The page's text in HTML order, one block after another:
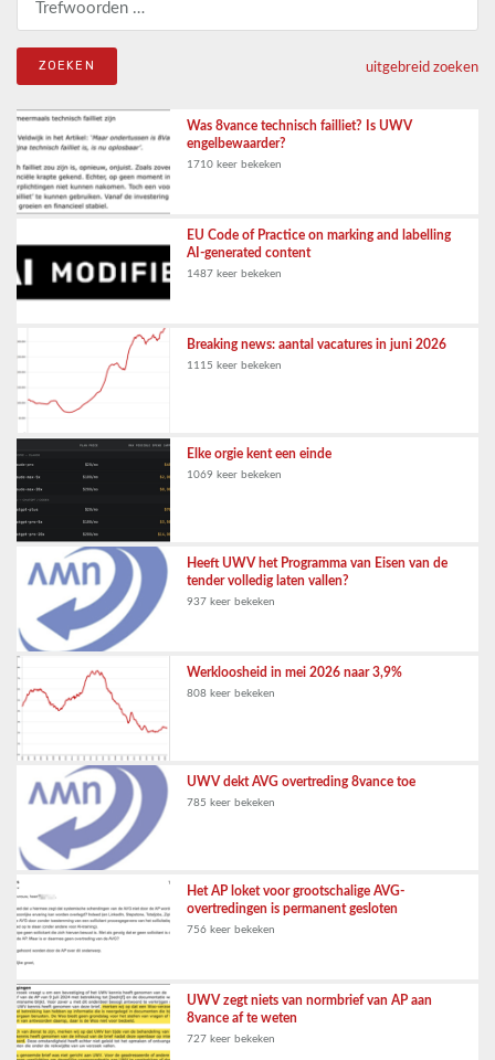
uitgebreid zoeken
Was 8vance technisch failliet? Is UWV
engelbewaarder?
1710 keer bekeken
EU Code of Practice on marking and labelling
AI-generated content
1487 keer bekeken
Breaking news: aantal vacatures in juni 2026
1115 keer bekeken
Elke orgie kent een einde
1069 keer bekeken
Heeft UWV het Programma van Eisen van de
tender volledig laten vallen?
937 keer bekeken
Werkloosheid in mei 2026 naar 3,9%
808 keer bekeken
UWV dekt AVG overtreding 8vance toe
785 keer bekeken
Het AP loket voor grootschalige AVG-
overtredingen is permanent gesloten
756 keer bekeken
UWV zegt niets van normbrief van AP aan
8vance af te weten
727 keer bekeken